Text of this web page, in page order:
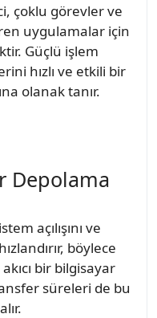
çoklu görevler ve
uygulamalar için
Güçlü işlem
hızlı ve etkili bir
olanak tanır.
Depolama
açılışını ve
böylece
bir bilgisayar
süreleri de bu